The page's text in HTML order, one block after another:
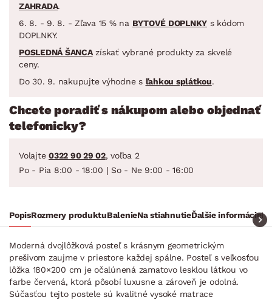
ZAHRADA.
6. 8. - 9. 8. - Zľava 15 % na BYTOVÉ DOPLNKY s kódom
DOPLNKY.
POSLEDNÁ ŠANCAzískať vybrané produkty za skvelé
ceny.
Do 30. 9. nakupujte výhodne s ľahkou splátkou.
Chcete poradiť s nákupom alebo objednať
telefonicky?
Volajte 0322 90 29 02, voľba 2
Po - Pia 8:00 - 18:00 | So - Ne 9:00 - 16:00
PopisRozmery produktuBalenieNa stiahnutieĎalšie informácie
Moderná dvojlôžková posteľ s krásnym geometrickým
prešivom zaujme v priestore každej spálne. Posteľ s veľkosťou
lôžka 180×200 cm je očalúnená zamatovo lesklou látkou vo
farbe červená, ktorá pôsobí luxusne a zároveň je odolná.
Súčasťou tejto postele sú kvalitné vysoké matrace